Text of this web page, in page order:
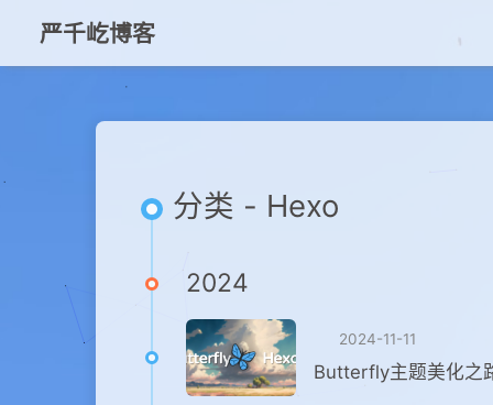
严千屹博客
分类 - Hexo
2024
2024-11-11
Butterfly主题美化之